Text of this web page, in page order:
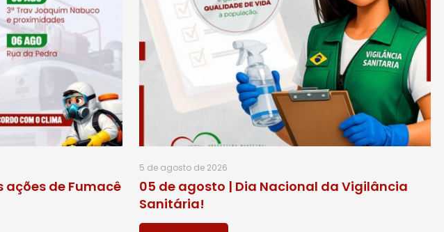
de Fumacê
5 de agosto de 2026
05 de agosto | Dia Nacional da Vigilância
Sanitária!